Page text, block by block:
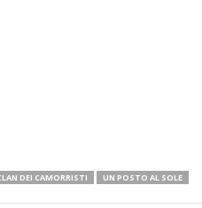
DEI CAMORRISTI UN POSTO AL SOLE